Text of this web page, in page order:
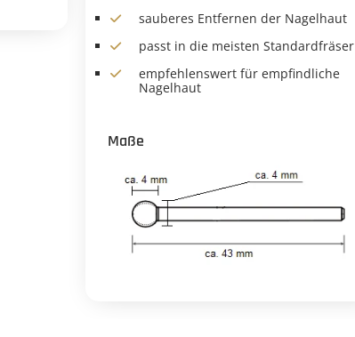
sauberes Entfernen der Nagelhaut
passt in die meisten Standardfräser
empfehlenswert für empfindliche
Nagelhaut
Maße